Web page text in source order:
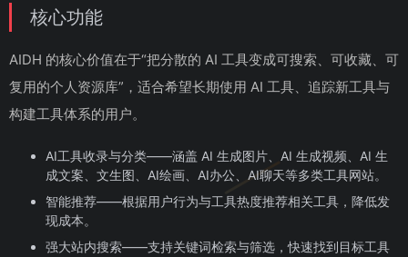
核心功能
AIDH 的核心价值在于“把分散的 AI 工具变成可搜索、可收藏、可
复用的个人资源库”，适合希望长期使用 AI 工具、追踪新工具与
构建工具体系的用户。
AI工具收录与分类——涵盖 AI 生成图片、AI 生成视频、AI 生
成文案、文生图、AI绘画、AI办公、AI聊天等多类工具网站。
智能推荐——根据用户行为与工具热度推荐相关工具，降低发
现成本。
强大站内搜索——支持关键词检索与筛选，快速找到目标工具